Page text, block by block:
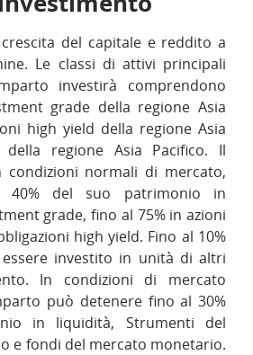
del capitale e reddito a
Le classi di attivi principali
investirà comprendono
grade della regione Asia
high yield della regione Asia
regione Asia Pacifico. Il
normali di mercato,
40% del suo patrimonio in
grade, fino al 75% in azioni
high yield. Fino al 10%
investito in unità di altri
In condizioni di mercato
può detenere fino al 30%
in liquidità, Strumenti del
e fondi del mercato monetario.